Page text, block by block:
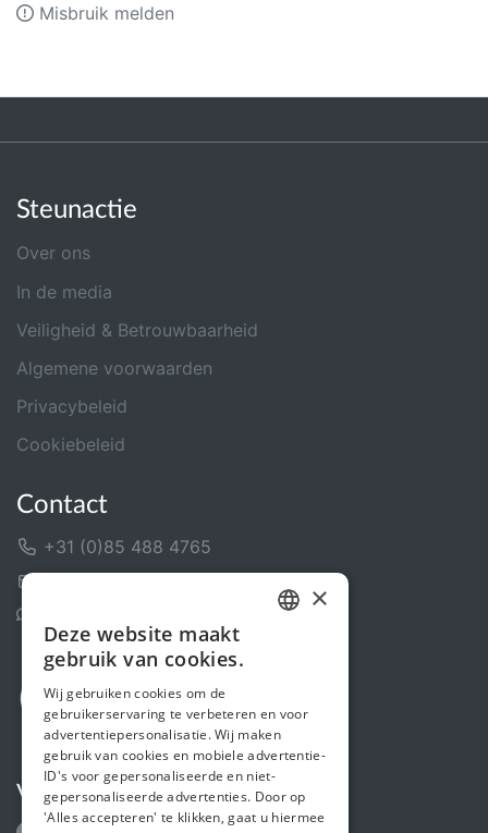
Misbruik melden
Steunactie
Over ons
In de media
Veiligheid & Betrouwbaarheid
Algemene voorwaarden
Privacybeleid
Cookiebeleid
Contact
+31 (0)85 488 4765
Volg ons
ENGLISH
×
Deze website maakt
gebruik van cookies.
Wij gebruiken cookies om de
gebruikerservaring te verbeteren en voor
advertentiepersonalisatie. Wij maken
gebruik van cookies en mobiele advertentie-
ID's voor gepersonaliseerde en niet-
gepersonaliseerde advertenties. Door op
'Alles accepteren' te klikken, gaat u hiermee